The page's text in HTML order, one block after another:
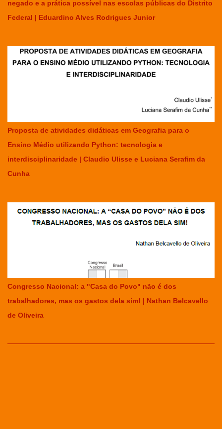
negado e a prática possível nas escolas públicas do Distrito
Federal | Eduardino Alves Rodrigues Junior
Proposta de atividades didáticas em Geografia para o
Ensino Médio utilizando Python: tecnologia e
interdisciplinaridade | Claudio Ulisse e Luciana Serafim da
Cunha
Congresso Nacional: a "Casa do Povo" não é dos
trabalhadores, mas os gastos dela sim! | Nathan Belcavello
de Oliveira